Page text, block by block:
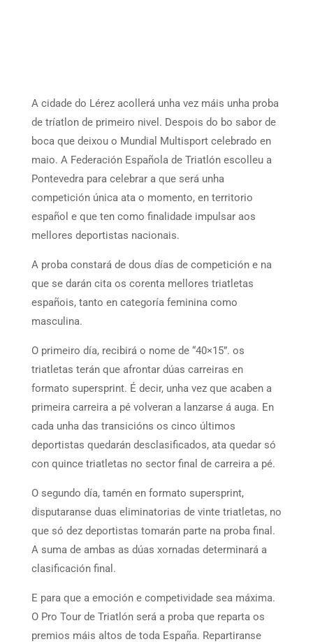
A cidade do Lérez acollerá unha vez máis unha proba
de tríatlon de primeiro nivel. Despois do bo sabor de
boca que deixou o Mundial Multisport celebrado en
maio. A Federación Española de Triatlón escolleu a
Pontevedra para celebrar a que será unha
competición única ata o momento, en territorio
español e que ten como finalidade impulsar aos
mellores deportistas nacionais.
A proba constará de dous días de competición e na
que se darán cita os corenta mellores triatletas
españois, tanto en categoría feminina como
masculina.
O primeiro día, recibirá o nome de “40×15”. os
triatletas terán que afrontar dúas carreiras en
formato supersprint. É decir, unha vez que acaben a
primeira carreira a pé volveran a lanzarse á auga. En
cada unha das transicións os cinco últimos
deportistas quedarán desclasificados, ata quedar só
con quince triatletas no sector final de carreira a pé.
O segundo día, tamén en formato supersprint,
disputaranse duas eliminatorias de vinte triatletas, no
que só dez deportistas tomarán parte na proba final.
A suma de ambas as dúas xornadas determinará a
clasificación final.
E para que a emoción e competividade sea máxima.
O Pro Tour de Triatlón será a proba que reparta os
premios máis altos de toda España. Repartiranse